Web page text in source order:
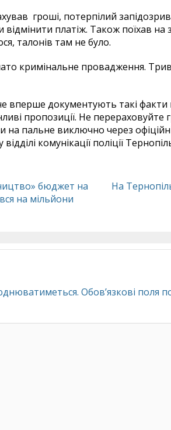
гроші, потерпілий
відмінити платіж. Також поїхав на
талонів там не було.
кримінальне провадження.
вперше документують такі факти
пропозиції. Не перераховуйте
на пальне виключно через
комунікації поліції
бюджет на
на мільйони
На
Обов’язкові поля